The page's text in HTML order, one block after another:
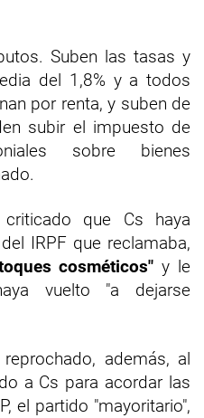
Suben las tasas y
del 1,8% y a todos
por renta, y suben de
subir el impuesto de
sobre bienes
que Cs haya
IRPF que reclamaba,
cosméticos" y le
vuelto "a dejarse
además, al
a Cs para acordar las
el partido "mayoritario",